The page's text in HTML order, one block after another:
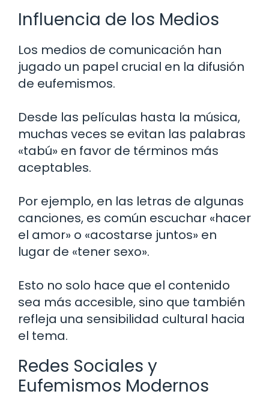
Influencia de los Medios
Los medios de comunicación han
jugado un papel crucial en la difusión
de eufemismos.
Desde las películas hasta la música,
muchas veces se evitan las palabras
«tabú» en favor de términos más
aceptables.
Por ejemplo, en las letras de algunas
canciones, es común escuchar «hacer
el amor» o «acostarse juntos» en
lugar de «tener sexo».
Esto no solo hace que el contenido
sea más accesible, sino que también
refleja una sensibilidad cultural hacia
el tema.
Redes Sociales y
Eufemismos Modernos